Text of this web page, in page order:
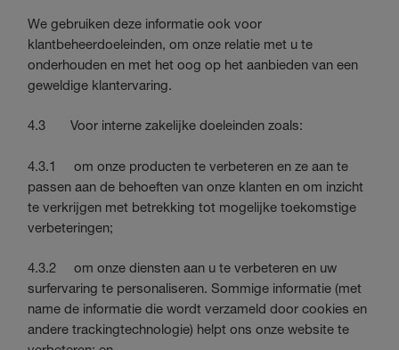
We gebruiken deze informatie ook voor
klantbeheerdoeleinden, om onze relatie met u te
onderhouden en met het oog op het aanbieden van een
geweldige klantervaring.
4.3 Voor interne zakelijke doeleinden zoals:
4.3.1 om onze producten te verbeteren en ze aan te
passen aan de behoeften van onze klanten en om inzicht
te verkrijgen met betrekking tot mogelijke toekomstige
verbeteringen;
4.3.2 om onze diensten aan u te verbeteren en uw
surfervaring te personaliseren. Sommige informatie (met
name de informatie die wordt verzameld door cookies en
andere trackingtechnologie) helpt ons onze website te